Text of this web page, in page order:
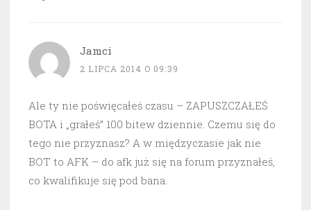
Jamci
2 LIPCA 2014 O 09:39
Ale ty nie poświęcałeś czasu – ZAPUSZCZAŁEŚ
BOTA i „grałeś” 100 bitew dziennie. Czemu się do
tego nie przyznasz? A w międzyczasie jak nie
BOT to AFK – do afk już się na forum przyznałeś,
co kwalifikuje się pod bana.